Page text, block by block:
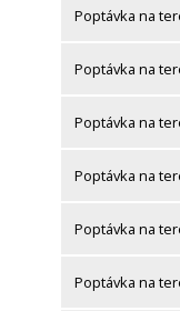
Poptávka na
Poptávka na
Poptávka na
Poptávka na
Poptávka na
Poptávka na